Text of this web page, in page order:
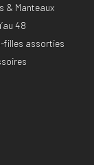
& Manteaux
48
filles assorties